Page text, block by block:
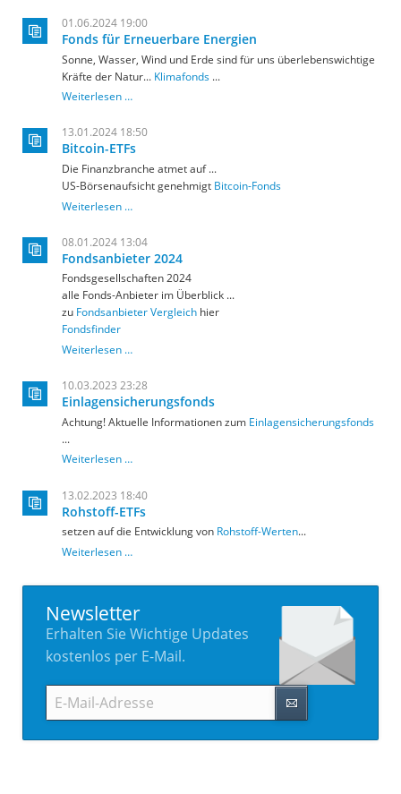
01.06.2024 19:00
Fonds für Erneuerbare Energien
Sonne, Wasser, Wind und Erde sind für uns überlebenswichtige
Kräfte der Natur... Klimafonds ...
Weiterlesen …Fonds
Erneuerbare
Energien
13.01.2024 18:50
Bitcoin-ETFs
Die Finanzbranche atmet auf ...
US-Börsenaufsicht genehmigt Bitcoin-Fonds
Weiterlesen …Bitcoin-
08.01.2024 13:04
Fondsanbieter 2024
Fondsgesellschaften 2024
alle Fonds-Anbieter im Überblick ...
zu Fondsanbieter Vergleich hier
Fondsfinder
Weiterlesen …Fondsanbieter
10.03.2023 23:28
Einlagensicherungsfonds
Achtung! Aktuelle Informationen zum Einlagensicherungsfonds
...
Weiterlesen …Einlagensicherungsfonds
13.02.2023 18:40
Rohstoff-ETFs
setzen auf die Entwicklung von Rohstoff-Werten...
Weiterlesen …Rohstoff-
Newsletter
Erhalten Sie Wichtige Updates
kostenlos per E-Mail.
E-
Mail-
Adresse